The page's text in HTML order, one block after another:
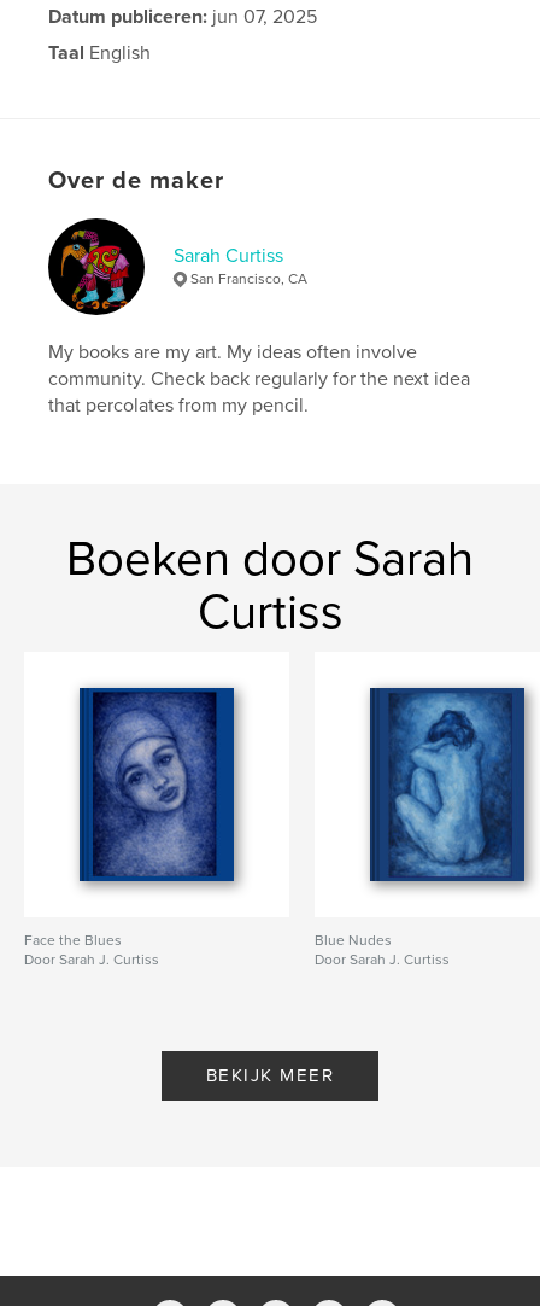
Datum publiceren: jun 07, 2025
Taal English
Over de maker
Sarah Curtiss
San Francisco, CA
My books are my art. My ideas often involve
community. Check back regularly for the next idea
that percolates from my pencil.
Boeken door Sarah
Curtiss
Face the Blues
Door Sarah J. Curtiss
Blue Nudes
Door Sarah J. Curtiss
BEKIJK MEER